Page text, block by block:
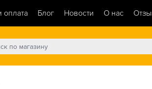
оплата Блог Новости О нас